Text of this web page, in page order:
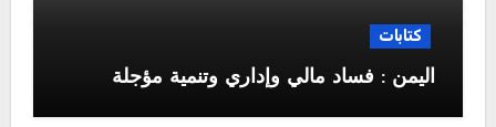
كتابات
اليمن : فساد مالي وإداري وتنمية مؤجلة